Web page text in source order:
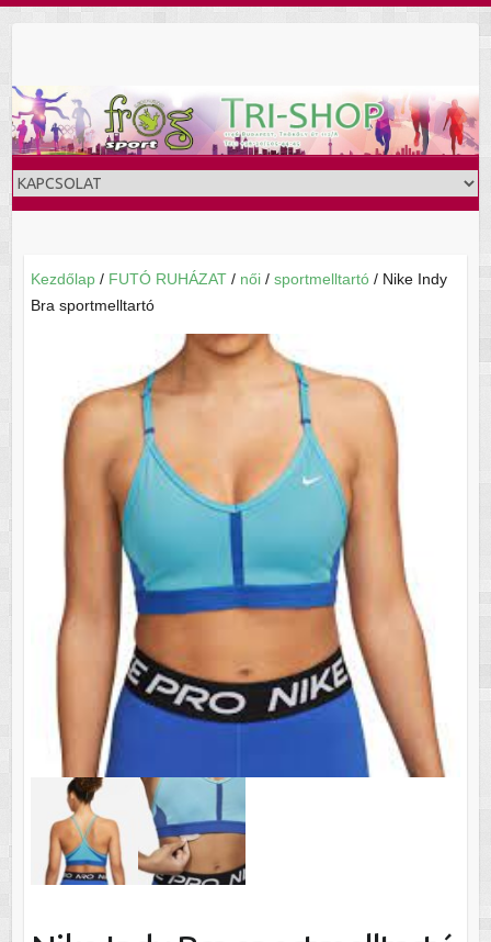
Kezdőlap/ FUTÓ RUHÁZAT/ női/ sportmelltartó/ Nike Indy
Bra sportmelltartó